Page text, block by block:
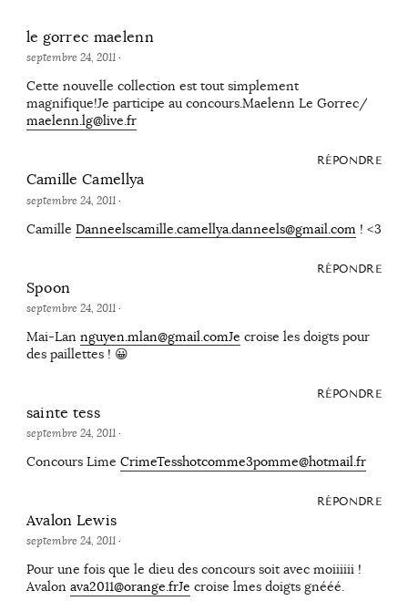
le gorrec maelenn
septembre 24, 2011·
Cette nouvelle collection est tout simplement
magnifique!Je participe au concours.Maelenn Le Gorrec/
maelenn.lg@live.fr
RÉPONDRE
Camille Camellya
septembre 24, 2011·
Camille Danneelscamille.camellya.danneels@gmail.com ! <3
RÉPONDRE
Spoon
septembre 24, 2011·
Mai-Lan nguyen.mlan@gmail.comJe croise les doigts pour
des paillettes ! 😀
RÉPONDRE
sainte tess
septembre 24, 2011·
Concours Lime CrimeTesshotcomme3pomme@hotmail.fr
RÉPONDRE
Avalon Lewis
septembre 24, 2011·
Pour une fois que le dieu des concours soit avec moiiiiii !
Avalon ava2011@orange.frJe croise lmes doigts gnééé.